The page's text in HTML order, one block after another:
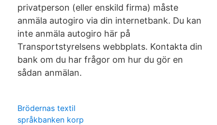
privatperson (eller enskild firma) måste
anmäla autogiro via din internetbank. Du kan
inte anmäla autogiro här på
Transportstyrelsens webbplats. Kontakta din
bank om du har frågor om hur du gör en
sådan anmälan.
Brödernas textil
språkbanken korp